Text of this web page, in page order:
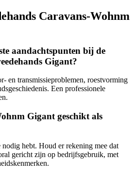
Caravans-Wohnm
aandachtspunten bij de
Gigant?
en transmissieproblemen, roestvorming
Een professionele
Gigant geschikt als
nodig hebt. Houd er rekening mee dat
gericht zijn op bedrijfsgebruik, met